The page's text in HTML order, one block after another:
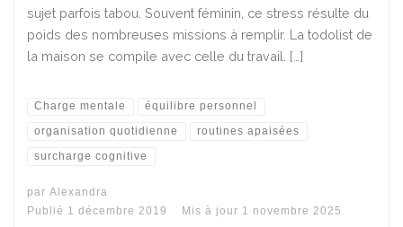
sujet parfois tabou. Souvent féminin, ce stress résulte du
poids des nombreuses missions à remplir. La todolist de
la maison se compile avec celle du travail. […]
Charge mentale
équilibre personnel
organisation quotidienne
routines apaisées
surcharge cognitive
par Alexandra
Publié 1 décembre 2019 Mis à jour 1 novembre 2025